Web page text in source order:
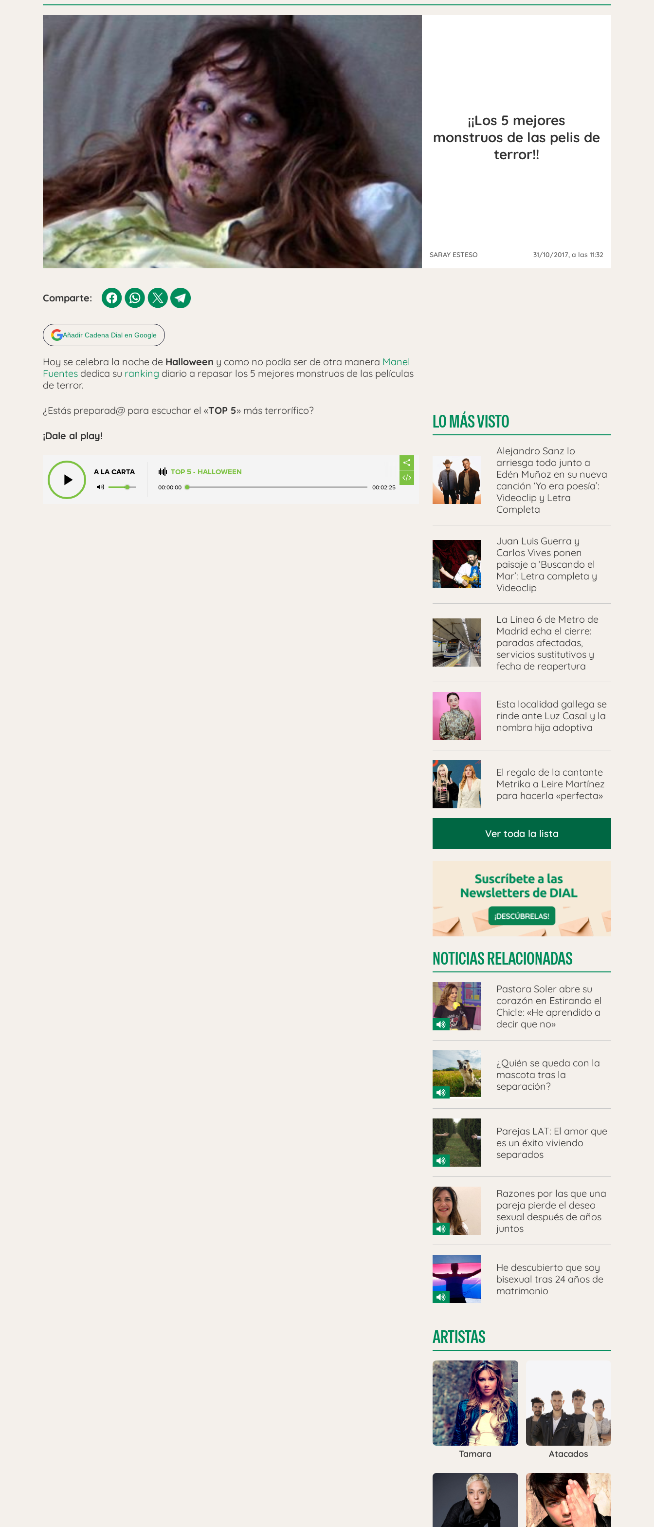
¡¡Los 5 mejores
monstruos de las pelis de
terror!!
SARAY ESTESO 31/10/2017, a las 11:32
Comparte:
Añadir Cadena Dial en Google
Hoy se celebra la noche de Halloween y como no podía ser de otra manera Manel
Fuentes dedica su ranking diario a repasar los 5 mejores monstruos de las películas
de terror.
¿Estás preparad@ para escuchar el «TOP 5» más terrorífico?
¡Dale al play!
A LA CARTA TOP 5 - HALLOWEEN
00:00:00 00:02:25
LO MÁS VISTO
Alejandro Sanz lo
arriesga todo junto a
Edén Muñoz en su nueva
canción ‘Yo era poesía’:
Videoclip y Letra
Completa
Juan Luis Guerra y
Carlos Vives ponen
paisaje a ‘Buscando el
Mar’: Letra completa y
Videoclip
La Línea 6 de Metro de
Madrid echa el cierre:
paradas afectadas,
servicios sustitutivos y
fecha de reapertura
Esta localidad gallega se
rinde ante Luz Casal y la
nombra hija adoptiva
El regalo de la cantante
Metrika a Leire Martínez
para hacerla «perfecta»
Ver toda la lista
NOTICIAS RELACIONADAS
Pastora Soler abre su
corazón en Estirando el
Chicle: «He aprendido a
decir que no»
¿Quién se queda con la
mascota tras la
separación?
Parejas LAT: El amor que
es un éxito viviendo
separados
Razones por las que una
pareja pierde el deseo
sexual después de años
juntos
He descubierto que soy
bisexual tras 24 años de
matrimonio
ARTISTAS
Tamara Atacados